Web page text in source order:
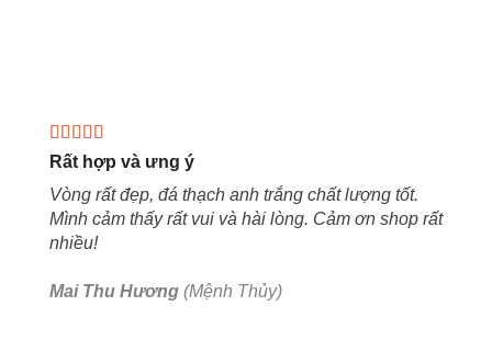
Rất hợp và ưng ý
Vòng rất đẹp, đá thạch anh trắng chất lượng tốt.
Mình cảm thấy rất vui và hài lòng. Cảm ơn shop rất
nhiều!
Mai Thu Hương (Mệnh Thủy)